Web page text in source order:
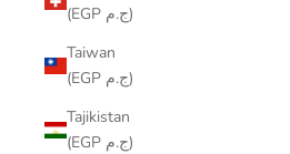
(EGP ج.م)
Taiwan
(EGP ج.م)
Tajikistan
(EGP ج.م)